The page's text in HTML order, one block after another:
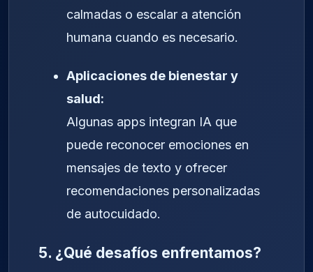
calmadas o escalar a atención
humana cuando es necesario.
Aplicaciones de bienestar y
salud:
Algunas apps integran IA que
puede reconocer emociones en
mensajes de texto y ofrecer
recomendaciones personalizadas
de autocuidado.
5. ¿Qué desafíos enfrentamos?